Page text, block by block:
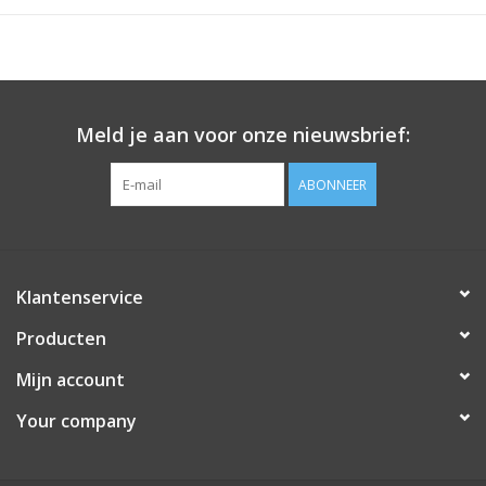
Meld je aan voor onze nieuwsbrief:
ABONNEER
Klantenservice
Producten
Mijn account
Your company